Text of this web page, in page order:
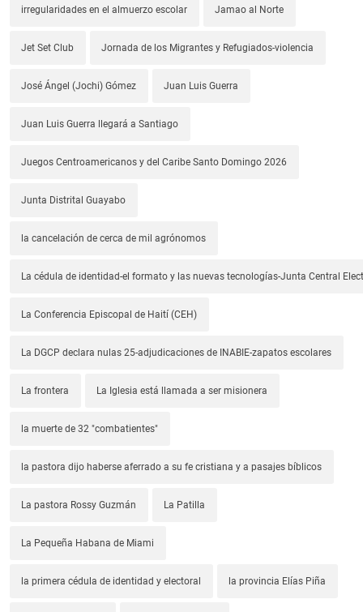
irregularidades en el almuerzo escolar Jamao al Norte
Jet Set Club Jornada de los Migrantes y Refugiados-violencia
José Ángel (Jochi) Gómez Juan Luis Guerra
Juan Luis Guerra llegará a Santiago
Juegos Centroamericanos y del Caribe Santo Domingo 2026
Junta Distrital Guayabo
la cancelación de cerca de mil agrónomos
La cédula de identidad-el formato y las nuevas tecnologías-Junta Central
La Conferencia Episcopal de Haití (CEH)
La DGCP declara nulas 25-adjudicaciones de INABIE-zapatos escolares
La frontera La Iglesia está llamada a ser misionera
la muerte de 32 "combatientes"
la pastora dijo haberse aferrado a su fe cristiana y a pasajes bíblicos
La pastora Rossy Guzmán La Patilla
La Pequeña Habana de Miami
la primera cédula de identidad y electoral la provincia Elías Piña